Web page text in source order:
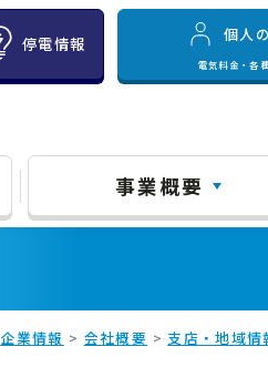
停電情報
個人
電気料金・各
事業概要
企業情報 > 会社概要 > 支店・地域情